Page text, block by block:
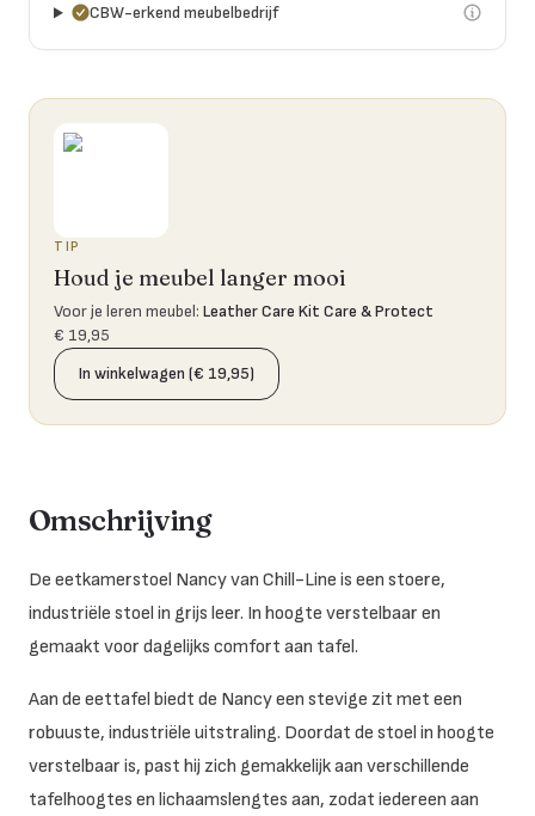
CBW-erkend meubelbedrijf
TIP
Houd je meubel langer mooi
Voor je leren meubel: Leather Care Kit Care & Protect
€ 19,95
In winkelwagen (€ 19,95)
Omschrijving
De eetkamerstoel Nancy van Chill-Line is een stoere,
industriële stoel in grijs leer. In hoogte verstelbaar en
gemaakt voor dagelijks comfort aan tafel.
Aan de eettafel biedt de Nancy een stevige zit met een
robuuste, industriële uitstraling. Doordat de stoel in hoogte
verstelbaar is, past hij zich gemakkelijk aan verschillende
tafelhoogtes en lichaamslengtes aan, zodat iedereen aan